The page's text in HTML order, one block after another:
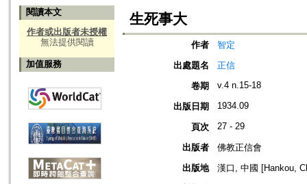
閱讀本文
作者或出版者未授權
無法提供閱讀
加值服務
生死事大
作者
智定
出處題名
正信
卷期
v.4 n.15-18
出版日期 1934.09
頁次 27 - 29
出版者
佛教正信會
出版地
漢口, 中國 [Hankou,